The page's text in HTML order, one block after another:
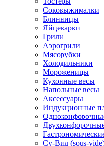
Соковыжималки
Блинницы
Яйцеварки
Грили
Аэрогрили
Мясорубки
Холодильники
Мороженицы
Кухонные весы
Напольные весы
Аксессуары
Индукционные
Су-Вид (sous-vide)